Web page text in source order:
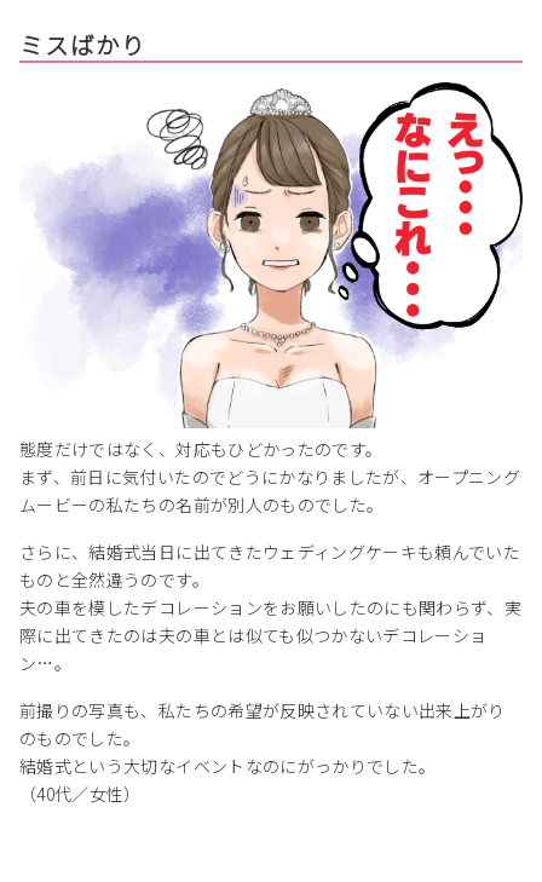
ミスばかり
態度だけではなく、対応もひどかったのです。
まず、前日に気付いたのでどうにかなりましたが、オープニング
ムービーの私たちの名前が別人のものでした。
さらに、結婚式当日に出てきたウェディングケーキも頼んでいた
ものと全然違うのです。
夫の車を模したデコレーションをお願いしたのにも関わらず、実
際に出てきたのは夫の車とは似ても似つかないデコレーショ
ン…。
前撮りの写真も、私たちの希望が反映されていない出来上がり
のものでした。
結婚式という大切なイベントなのにがっかりでした。
（40代／女性）